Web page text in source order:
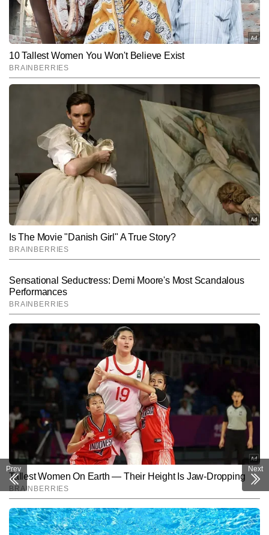
जुड़े वास्तविक मुद्दों को समझने की विशेष क्षमता रखते हैं।
Subscribe to our daily Newsletter!
Prev Next